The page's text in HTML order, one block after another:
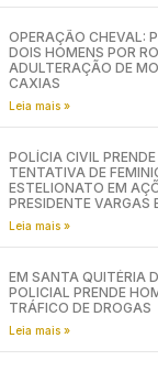
OPERAÇÃO CHEVAL:
DOIS HOMENS POR
ADULTERAÇÃO DE
CAXIAS
Leia mais »
POLÍCIA CIVIL
TENTATIVA DE
ESTELIONATO EM
PRESIDENTE VARGAS
Leia mais »
EM SANTA QUITÉRIA
POLICIAL PRENDE
TRÁFICO DE DROGAS
Leia mais »